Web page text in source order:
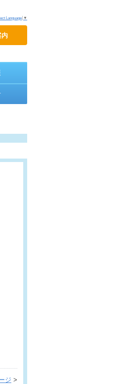
Language ▼
内
ジ >